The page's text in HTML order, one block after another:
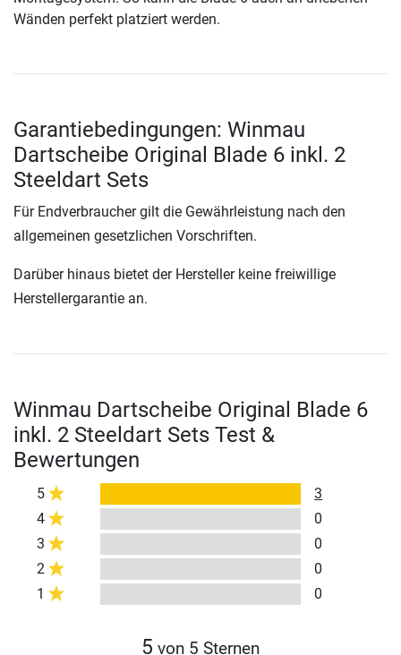
Wänden perfekt platziert werden.
Garantiebedingungen: Winmau
Dartscheibe Original Blade 6 inkl. 2
Steeldart Sets
Für Endverbraucher gilt die Gewährleistung nach den
allgemeinen gesetzlichen Vorschriften.
Darüber hinaus bietet der Hersteller keine freiwillige
Herstellergarantie an.
Winmau Dartscheibe Original Blade 6
inkl. 2 Steeldart Sets Test &
Bewertungen
5
3
4
0
3
0
2
0
1
0
5 von 5 Sternen